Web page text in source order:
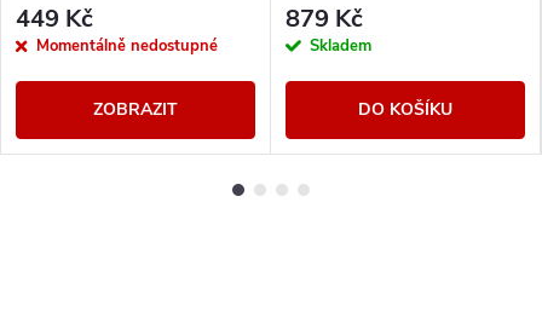
449 Kč
Momentálně nedostupné
ZOBRAZIT
879 Kč
Skladem
DO KOŠÍKU